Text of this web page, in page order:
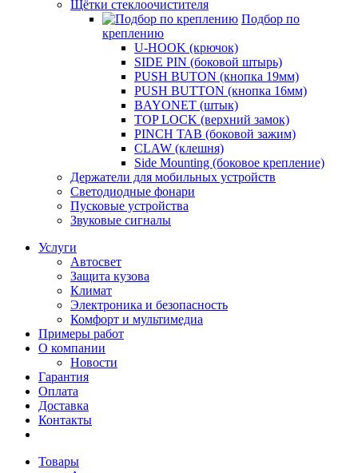
Щётки стеклоочистителя
Подбор по
креплению
U-HOOK (крючок)
SIDE PIN (боковой штырь)
PUSH BUTON (кнопка 19мм)
PUSH BUTTON (кнопка 16мм)
BAYONET (штык)
TOP LOCK (верхний замок)
PINCH TAB (боковой зажим)
CLAW (клешня)
Side Mounting (боковое крепление)
Держатели для мобильных устройств
Светодиодные фонари
Пусковые устройства
Звуковые сигналы
Услуги
Автосвет
Защита кузова
Климат
Электроника и безопасность
Комфорт и мультимедиа
Примеры работ
О компании
Новости
Гарантия
Оплата
Доставка
Контакты
Товары